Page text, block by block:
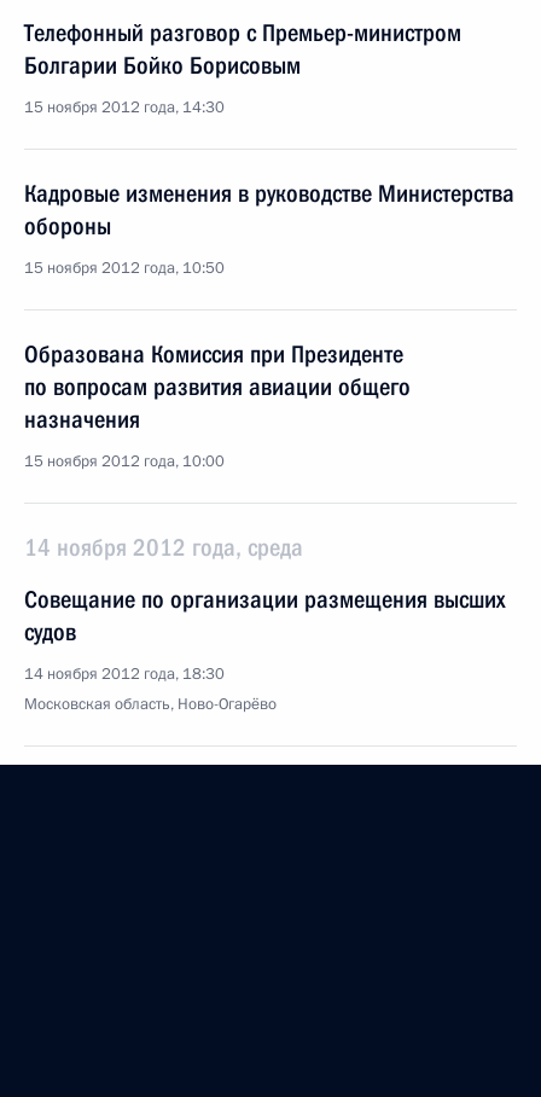
Телефонный разговор с Премьер-министром
Болгарии Бойко Борисовым
15 ноября 2012 года, 14:30
Кадровые изменения в руководстве Министерства
обороны
15 ноября 2012 года, 10:50
Образована Комиссия при Президенте
по вопросам развития авиации общего
назначения
15 ноября 2012 года, 10:00
14 ноября 2012 года, среда
Совещание по организации размещения высших
судов
14 ноября 2012 года, 18:30
Московская область, Ново-Огарёво